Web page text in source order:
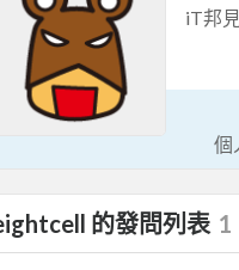
iT邦
個
的發問列表 1